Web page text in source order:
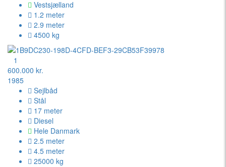
Vestsjælland
1.2 meter
2.9 meter
4500 kg
1
600.000 kr.
1985
Sejlbåd
Stål
17 meter
Diesel
Hele Danmark
2.5 meter
4.5 meter
25000 kg